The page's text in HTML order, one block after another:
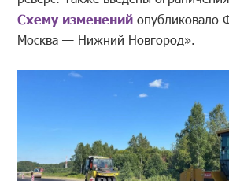
Схему изменений опубликовало
Москва — Нижний Новгород».